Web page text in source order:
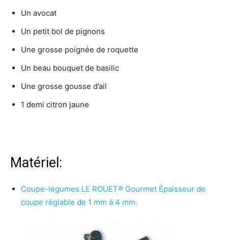
Un avocat
Un petit bol de pignons
Une grosse poignée de roquette
Un beau bouquet de basilic
Une grosse gousse d’ail
1 demi citron jaune
Matériel:
Coupe-légumes LE ROUET® Gourmet Épaisseur de
coupe réglable de 1 mm à 4 mm.